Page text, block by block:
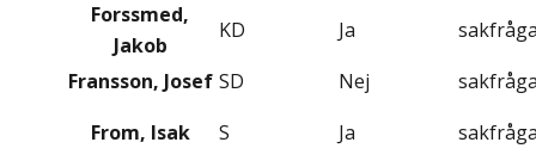
Forssmed,
Jakob
KD Ja
Fransson, Josef SD Nej
From, Isak
S Ja